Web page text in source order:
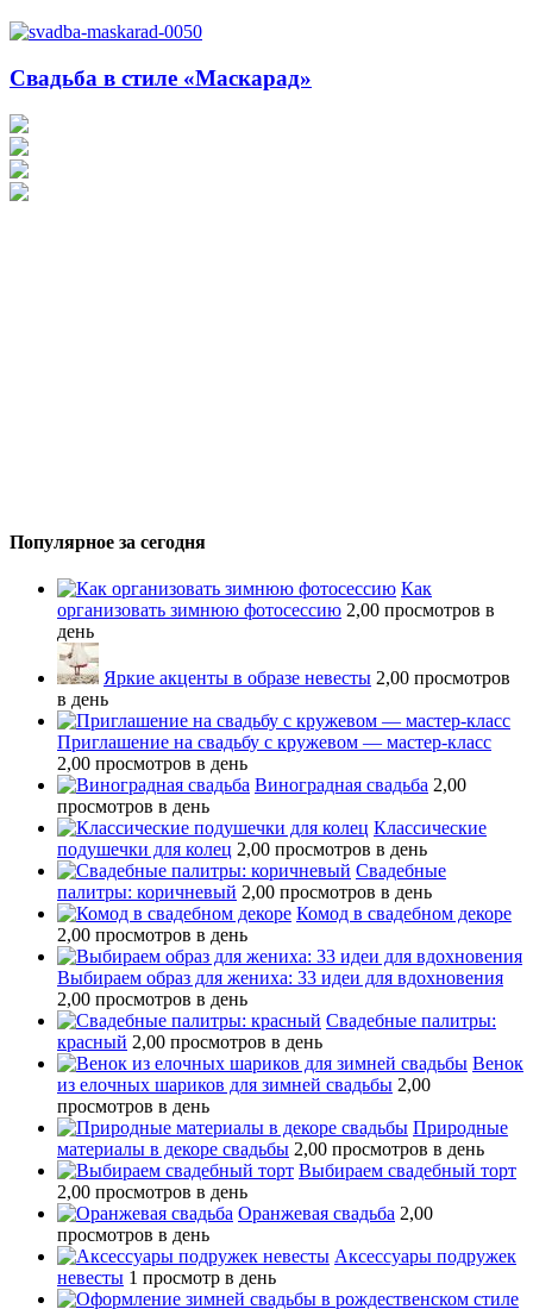
Свадьба в стиле «Маскарад»
Популярное за сегодня
Как
организовать зимнюю фотосессию 2,00 просмотров в
день
Яркие акценты в образе невесты 2,00 просмотров
в день
Приглашение на свадьбу с кружевом — мастер-класс
2,00 просмотров в день
Виноградная свадьба 2,00
просмотров в день
Классические
подушечки для колец 2,00 просмотров в день
Свадебные
палитры: коричневый 2,00 просмотров в день
Комод в свадебном декоре
2,00 просмотров в день
Выбираем образ для жениха: 33 идеи для вдохновения
2,00 просмотров в день
Свадебные палитры:
красный 2,00 просмотров в день
Венок
из елочных шариков для зимней свадьбы 2,00
просмотров в день
Природные
материалы в декоре свадьбы 2,00 просмотров в день
Выбираем свадебный торт
2,00 просмотров в день
Оранжевая свадьба 2,00
просмотров в день
Аксессуары подружек
невесты 1 просмотр в день